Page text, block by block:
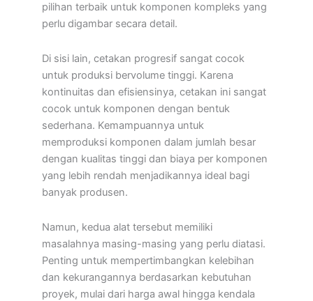
pilihan terbaik untuk komponen kompleks yang
perlu digambar secara detail.
Di sisi lain, cetakan progresif sangat cocok
untuk produksi bervolume tinggi. Karena
kontinuitas dan efisiensinya, cetakan ini sangat
cocok untuk komponen dengan bentuk
sederhana. Kemampuannya untuk
memproduksi komponen dalam jumlah besar
dengan kualitas tinggi dan biaya per komponen
yang lebih rendah menjadikannya ideal bagi
banyak produsen.
Namun, kedua alat tersebut memiliki
masalahnya masing-masing yang perlu diatasi.
Penting untuk mempertimbangkan kelebihan
dan kekurangannya berdasarkan kebutuhan
proyek, mulai dari harga awal hingga kendala